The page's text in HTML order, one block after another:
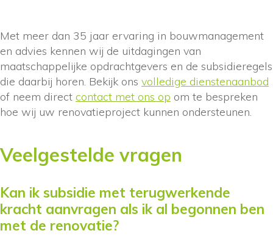
Met meer dan 35 jaar ervaring in bouwmanagement
en advies kennen wij de uitdagingen van
maatschappelijke opdrachtgevers en de subsidieregels
die daarbij horen. Bekijk ons volledige dienstenaanbod
of neem direct contact met ons op om te bespreken
hoe wij uw renovatieproject kunnen ondersteunen.
Veelgestelde vragen
Kan ik subsidie met terugwerkende
kracht aanvragen als ik al begonnen ben
met de renovatie?